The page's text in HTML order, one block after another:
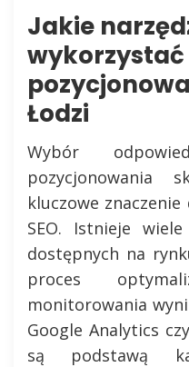
Jakie
wykorzystać
Łodzi
Wybór
pozycjonowania
kluczowe
SEO. Istnieje
dostępnych na
proces
monitorowania
Google Analytics
są podstawą